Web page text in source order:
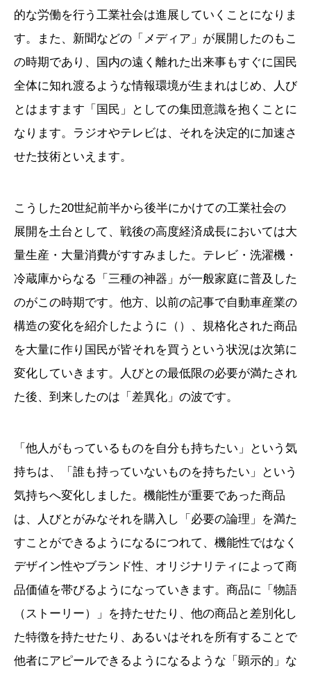
的な労働を行う工業社会は進展していくことになりま
す。また、新聞などの「メディア」が展開したのもこ
の時期であり、国内の遠く離れた出来事もすぐに国民
全体に知れ渡るような情報環境が生まれはじめ、人び
とはますます「国民」としての集団意識を抱くことに
なります。ラジオやテレビは、それを決定的に加速さ
せた技術といえます。
こうした20世紀前半から後半にかけての工業社会の
展開を土台として、戦後の高度経済成長においては大
量生産・大量消費がすすみました。テレビ・洗濯機・
冷蔵庫からなる「三種の神器」が一般家庭に普及した
のがこの時期です。他方、以前の記事で自動車産業の
構造の変化を紹介したように（）、規格化された商品
を大量に作り国民が皆それを買うという状況は次第に
変化していきます。人びとの最低限の必要が満たされ
た後、到来したのは「差異化」の波です。
「他人がもっているものを自分も持ちたい」という気
持ちは、「誰も持っていないものを持ちたい」という
気持ちへ変化しました。機能性が重要であった商品
は、人びとがみなそれを購入し「必要の論理」を満た
すことができるようになるにつれて、機能性ではなく
デザイン性やブランド性、オリジナリティによって商
品価値を帯びるようになっていきます。商品に「物語
（ストーリー）」を持たせたり、他の商品と差別化し
た特徴を持たせたり、あるいはそれを所有することで
他者にアピールできるようになるような「顕示的」な